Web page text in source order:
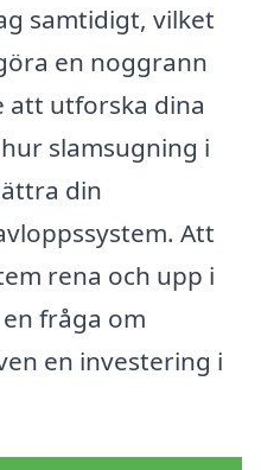
samtidigt, vilket
en noggrann
att utforska dina
slamsugning i
din
Att
rena och upp i
fråga om
en investering i